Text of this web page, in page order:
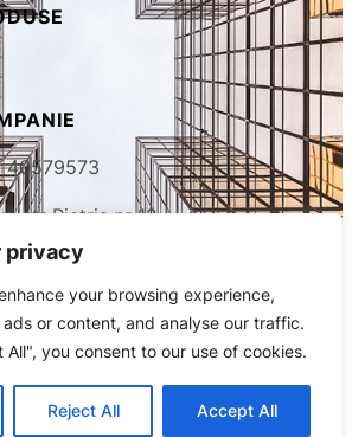
privacy
your browsing experience,
or content, and analyse our traffic.
you consent to our use of cookies.
Reject All Accept All
40579573
str Pietris nr 12
0742162377
© 2025.
Surface Corporation